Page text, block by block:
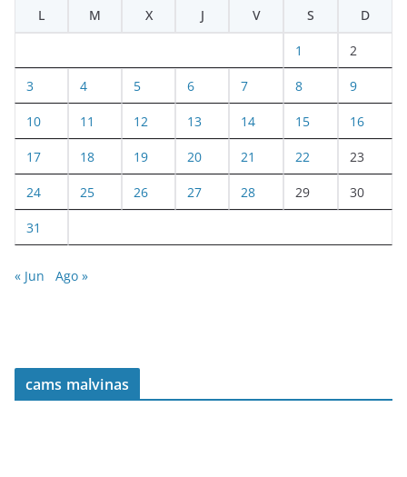
L
M X J V S D
1 2
3 4 5 6 7 8 9
10 11 12 13 14 15 16
17 18 19 20 21 22 23
24 25 26 27 28 29 30
31
« Jun Ago »
cams malvinas